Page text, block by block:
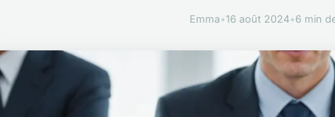
Emma•16 août 2024•6 min